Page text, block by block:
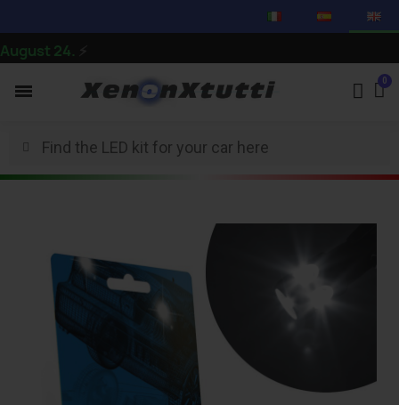
24.⚡